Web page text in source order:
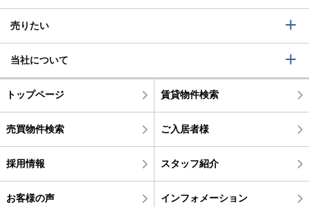
売りたい
当社について
トップページ 賃貸物件検索
売買物件検索 ご入居者様
採用情報 スタッフ紹介
お客様の声 インフォメーション